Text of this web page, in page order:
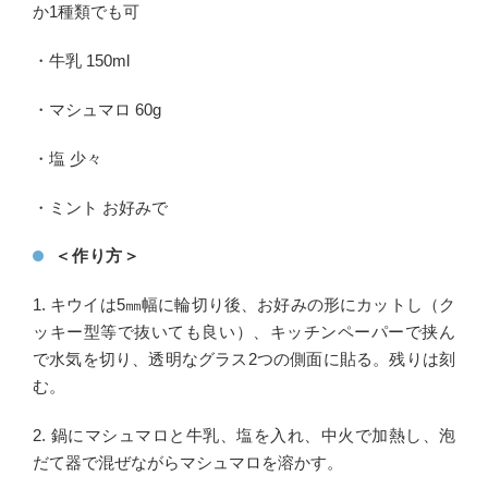
か1種類でも可
・牛乳 150ml
・マシュマロ 60g
・塩 少々
・ミント お好みで
＜作り方＞
1. キウイは5㎜幅に輪切り後、お好みの形にカットし（ク
ッキー型等で抜いても良い）、キッチンペーパーで挟ん
で水気を切り、透明なグラス2つの側面に貼る。残りは刻
む。
2. 鍋にマシュマロと牛乳、塩を入れ、中火で加熱し、泡
だて器で混ぜながらマシュマロを溶かす。